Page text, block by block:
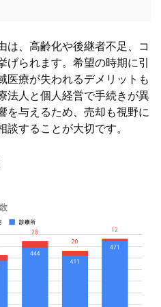
は、高齢化や後継者不足、コ
げられます。希望の時期に引
医療が失われるデメリットも
法人と個人経営で手続きが異
を与えるため、売却も視野に
することが大切です。